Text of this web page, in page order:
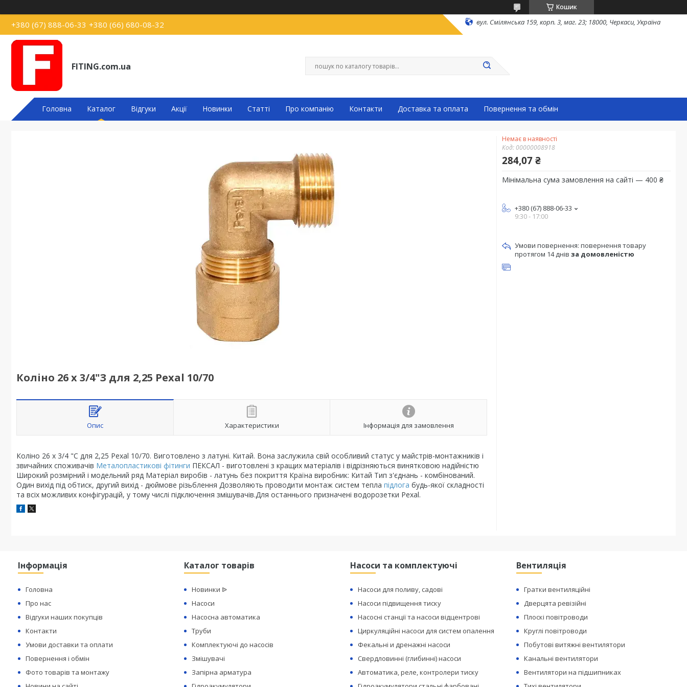
Кошик
+380 (67) 888-06-33 +380 (66) 680-08-32 вул. Смілянська 159, корп. 3, маг. 23; 18000, Черкаси, Україна
FITING.com.ua
Головна Каталог Відгуки Акції Новинки Статті Про компанію Контакти Доставка та оплата Повернення та обмін
Коліно 26 х 3/4"З для 2,25 Pexal 10/70
Опис Характеристики Інформація для замовлення
Коліно 26 х 3/4 "С для 2,25 Pexal 10/70. Виготовлено з латуні. Китай. Вона заслужила свій особливий статус у майстрів-монтажників і
звичайних споживачів Металопластикові фітинги ПЕКСАЛ - виготовлені з кращих матеріалів і відрізняються винятковою надійністю
Широкий розмірний і модельний ряд Матеріал виробів - латунь без покриття Країна виробник: Китай Тип з'єднань - комбінований.
Один вихід під обтиск, другий вихід - дюймове різьблення Дозволяють проводити монтаж систем тепла підлога будь-якої складності
та всіх можливих конфігурацій, у тому числі підключення змішувачів.Для останнього призначені водорозетки Pexal.
Немає в наявності
Код: 00000008918
284,07 ₴
Мінімальна сума замовлення на сайті — 400 ₴
+380 (67) 888-06-33
9:30 - 17:00
повернення товару
протягом 14 днів за домовленістю
Інформація
Головна
Про нас
Відгуки наших покупців
Контакти
Умови доставки та оплати
Повернення і обмін
Фото товарів та монтажу
Каталог товарів
Новинки ᐉ
Насоси
Насосна автоматика
Труби
Комплектуючі до насосів
Змішувачі
Запірна арматура
Насоси та комплектуючі
Насоси для поливу, садові
Насоси підвищення тиску
Насосні станції та насоси відцентрові
Циркуляційні насоси для систем опалення
Фекальні и дренажні насоси
Свердловинні (глибинні) насоси
Автоматика, реле, контролери тиску
Вентиляція
Гратки вентиляційні
Дверцята ревізійні
Плоскі повітроводи
Круглі повітроводи
Побутові витяжні вентилятори
Канальні вентилятори
Вентилятори на підшипниках